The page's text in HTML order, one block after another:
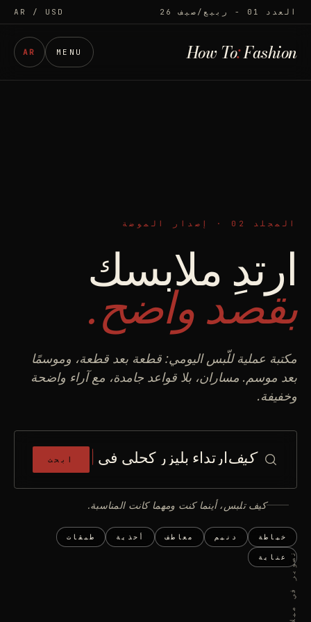
العدد 01 - ربيع/صيف 26 AR / USD
How To:Fashion
MENU
AR
المجلد 02 · إصدار الموضة
ارتدِ ملابسك
بقصد واضح.
مكتبة عملية للّبس اليومي: قطعة بعد قطعة، وموسمًا
بعد موسم. مساران، بلا قواعد جامدة، مع آراء واضحة
وخفيفة.
كيف ابحث
كيف تلبس، أينما كنت ومهما كانت المناسبة.
خياطة دنيم معاطف أحذية طبقات
عناية